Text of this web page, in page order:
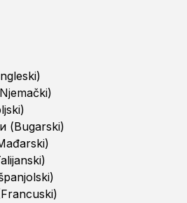
)
Njemački)
)
(Bugarski)
)
)
)
Francuski)